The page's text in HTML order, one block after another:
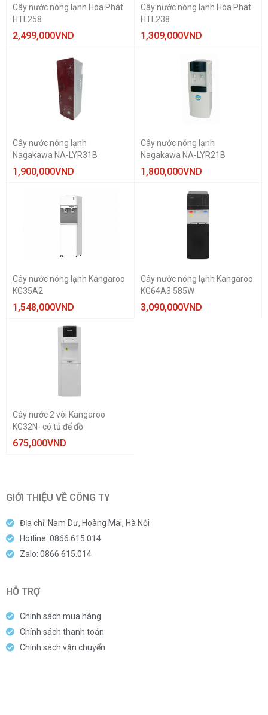
Cây nước nóng lạnh Hòa Phát
HTL258
2,499,000VND
Cây nước nóng lạnh Hòa Phát
HTL238
1,309,000VND
Cây nước nóng lạnh
Nagakawa NA-LYR31B
1,900,000VND
Cây nước nóng lạnh
Nagakawa NA-LYR21B
1,800,000VND
Cây nước nóng lạnh Kangaroo
KG35A2
1,548,000VND
Cây nước nóng lạnh Kangaroo
KG64A3 585W
3,090,000VND
Cây nước 2 vòi Kangaroo
KG32N- có tủ để đồ
675,000VND
GIỚI THIỆU VỀ CÔNG TY
Địa chỉ: Nam Dư, Hoàng Mai, Hà Nội
Hotline: 0866.615.014
Zalo: 0866.615.014
HỖ TRỢ
Chính sách mua hàng
Chính sách thanh toán
Chính sách vận chuyển